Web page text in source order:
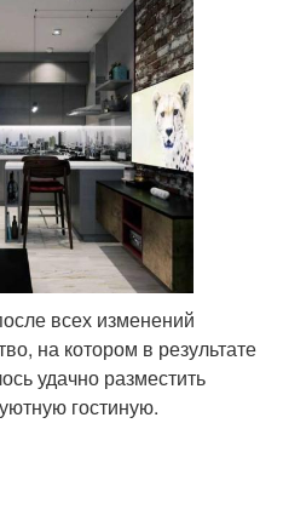
всех изменений
на котором в результате
удачно разместить
гостиную.